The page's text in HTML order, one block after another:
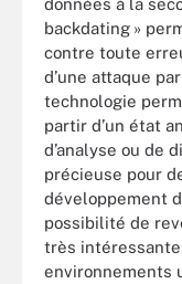
backdating »
contre toute
d’une attaque
technologie
partir d’un état
d’analyse ou de
précieuse pour
développement
possibilité de
très
environnements